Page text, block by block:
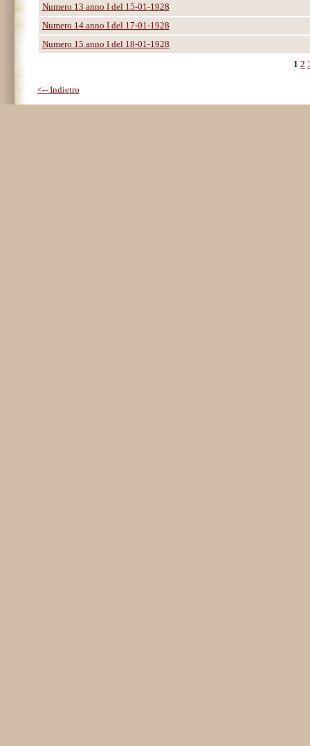
Numero 13 anno I del 15-01-1928
Numero 14 anno I del 17-01-1928
Numero 15 anno I del 18-01-1928
1 2
<-- Indietro